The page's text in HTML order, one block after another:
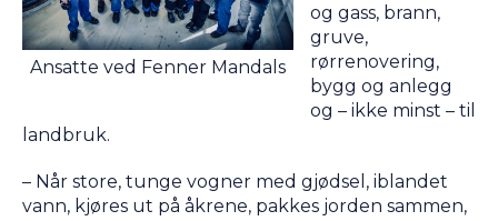
Ansatte ved Fenner Mandals
og gass, brann,
gruve,
rørrenovering,
bygg og anlegg
og – ikke minst – til
landbruk.
– Når store, tunge vogner med gjødsel, iblandet
vann, kjøres ut på åkrene, pakkes jorden sammen,